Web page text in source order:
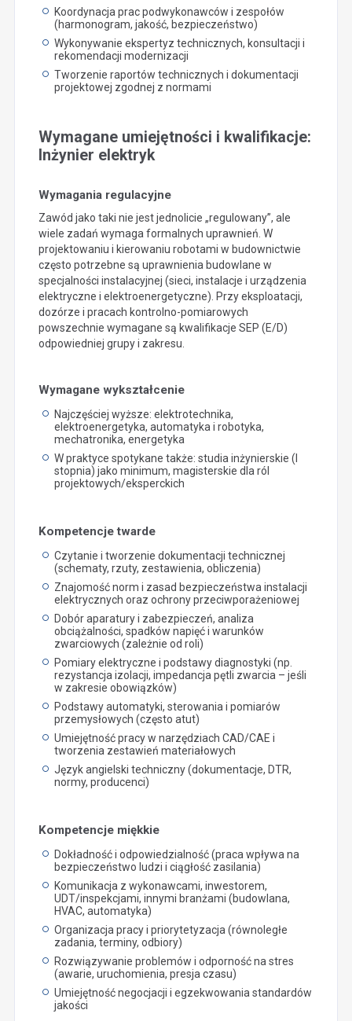
Koordynacja prac podwykonawców i zespołów
(harmonogram, jakość, bezpieczeństwo)
Wykonywanie ekspertyz technicznych, konsultacji i
rekomendacji modernizacji
Tworzenie raportów technicznych i dokumentacji
projektowej zgodnej z normami
Wymagane umiejętności i kwalifikacje:
Inżynier elektryk
Wymagania regulacyjne
Zawód jako taki nie jest jednolicie „regulowany”, ale
wiele zadań wymaga formalnych uprawnień. W
projektowaniu i kierowaniu robotami w budownictwie
często potrzebne są uprawnienia budowlane w
specjalności instalacyjnej (sieci, instalacje i urządzenia
elektryczne i elektroenergetyczne). Przy eksploatacji,
dozórze i pracach kontrolno-pomiarowych
powszechnie wymagane są kwalifikacje SEP (E/D)
odpowiedniej grupy i zakresu.
Wymagane wykształcenie
Najczęściej wyższe: elektrotechnika,
elektroenergetyka, automatyka i robotyka,
mechatronika, energetyka
W praktyce spotykane także: studia inżynierskie (I
stopnia) jako minimum, magisterskie dla ról
projektowych/eksperckich
Kompetencje twarde
Czytanie i tworzenie dokumentacji technicznej
(schematy, rzuty, zestawienia, obliczenia)
Znajomość norm i zasad bezpieczeństwa instalacji
elektrycznych oraz ochrony przeciwporażeniowej
Dobór aparatury i zabezpieczeń, analiza
obciążalności, spadków napięć i warunków
zwarciowych (zależnie od roli)
Pomiary elektryczne i podstawy diagnostyki (np.
rezystancja izolacji, impedancja pętli zwarcia – jeśli
w zakresie obowiązków)
Podstawy automatyki, sterowania i pomiarów
przemysłowych (często atut)
Umiejętność pracy w narzędziach CAD/CAE i
tworzenia zestawień materiałowych
Język angielski techniczny (dokumentacje, DTR,
normy, producenci)
Kompetencje miękkie
Dokładność i odpowiedzialność (praca wpływa na
bezpieczeństwo ludzi i ciągłość zasilania)
Komunikacja z wykonawcami, inwestorem,
UDT/inspekcjami, innymi branżami (budowlana,
HVAC, automatyka)
Organizacja pracy i priorytetyzacja (równoległe
zadania, terminy, odbiory)
Rozwiązywanie problemów i odporność na stres
(awarie, uruchomienia, presja czasu)
Umiejętność negocjacji i egzekwowania standardów
jakości